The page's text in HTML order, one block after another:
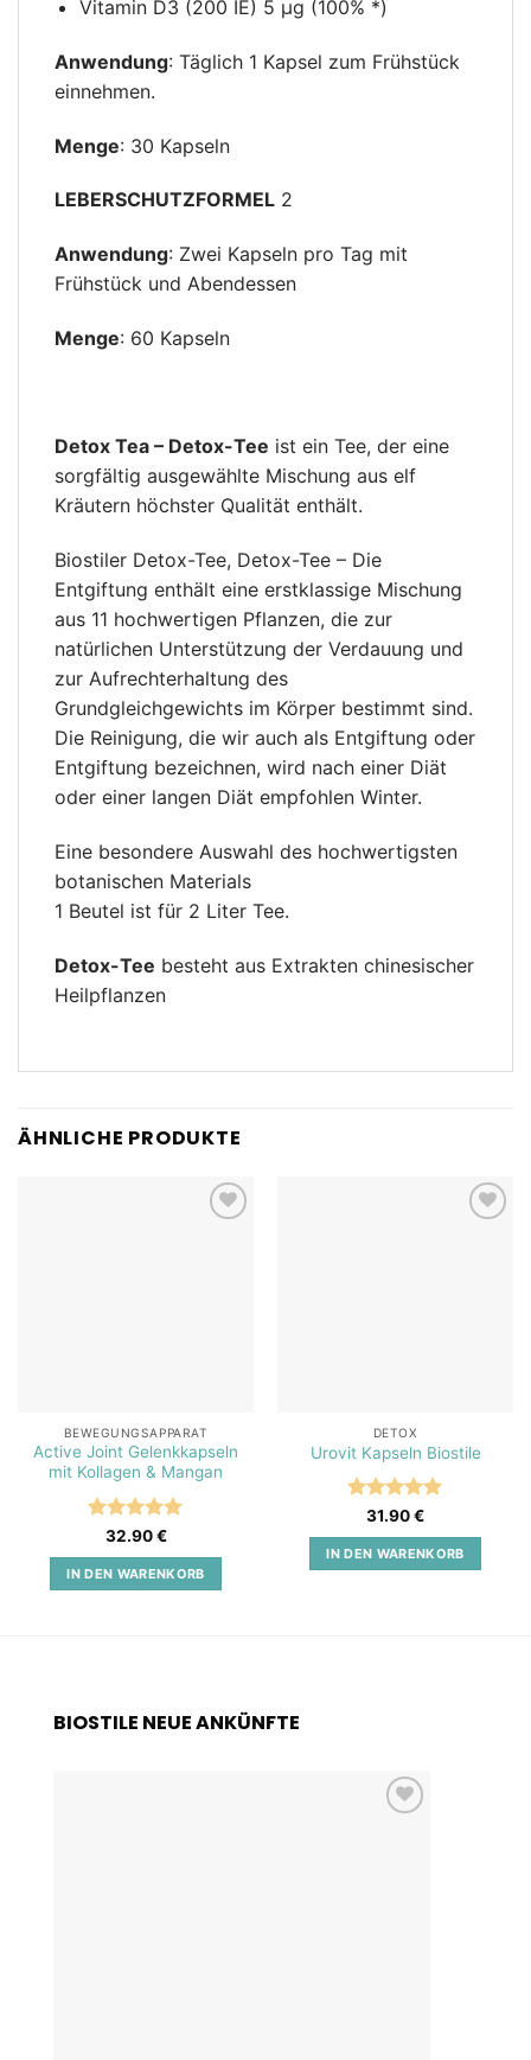
Vitamin D3 (200 IE) 5 µg (100% *)
Anwendung: Täglich 1 Kapsel zum Frühstück
einnehmen.
Menge: 30 Kapseln
LEBERSCHUTZFORMEL 2
Anwendung: Zwei Kapseln pro Tag mit
Frühstück und Abendessen
Menge: 60 Kapseln
Detox Tea – Detox-Tee ist ein Tee, der eine
sorgfältig ausgewählte Mischung aus elf
Kräutern höchster Qualität enthält.
Biostiler Detox-Tee, Detox-Tee – Die
Entgiftung enthält eine erstklassige Mischung
aus 11 hochwertigen Pflanzen, die zur
natürlichen Unterstützung der Verdauung und
zur Aufrechterhaltung des
Grundgleichgewichts im Körper bestimmt sind.
Die Reinigung, die wir auch als Entgiftung oder
Entgiftung bezeichnen, wird nach einer Diät
oder einer langen Diät empfohlen Winter.
Eine besondere Auswahl des hochwertigsten
botanischen Materials
1 Beutel ist für 2 Liter Tee.
Detox-Tee besteht aus Extrakten chinesischer
Heilpflanzen
ÄHNLICHE PRODUKTE
BEWEGUNGSAPPARAT
Active Joint Gelenkkapseln
mit Kollagen & Mangan
Bewertet
mit5von
5
32.90€
IN DEN WARENKORB
DETOX
Urovit Kapseln Biostile
Bewertet
mit5von
5
31.90€
IN DEN WARENKORB
BIOSTILE NEUE ANKÜNFTE